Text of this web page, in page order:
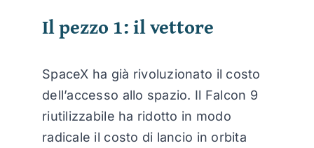
Il pezzo 1: il vettore
SpaceX ha già rivoluzionato il costo
dell’accesso allo spazio. Il Falcon 9
riutilizzabile ha ridotto in modo
radicale il costo di lancio in orbita